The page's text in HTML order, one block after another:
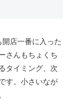
店一番に入った
さんもちょくち
タイミング、次
す。小さいなが